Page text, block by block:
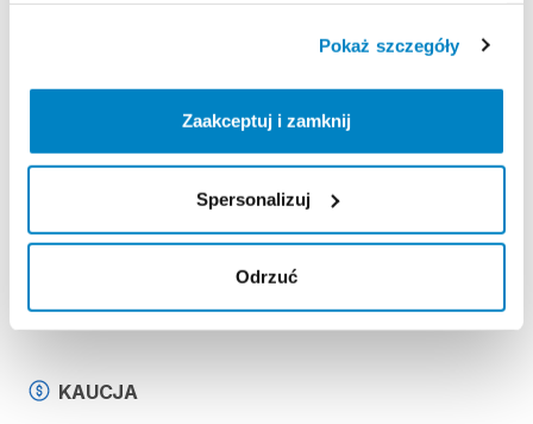
Pokaż szczegóły
Zaakceptuj i zamknij
Spersonalizuj
Odrzuć
Strona produktu w sklepie
Zasady wypożyczenia
REGULAMIN
Regulamin wypożyczalni
KAUCJA